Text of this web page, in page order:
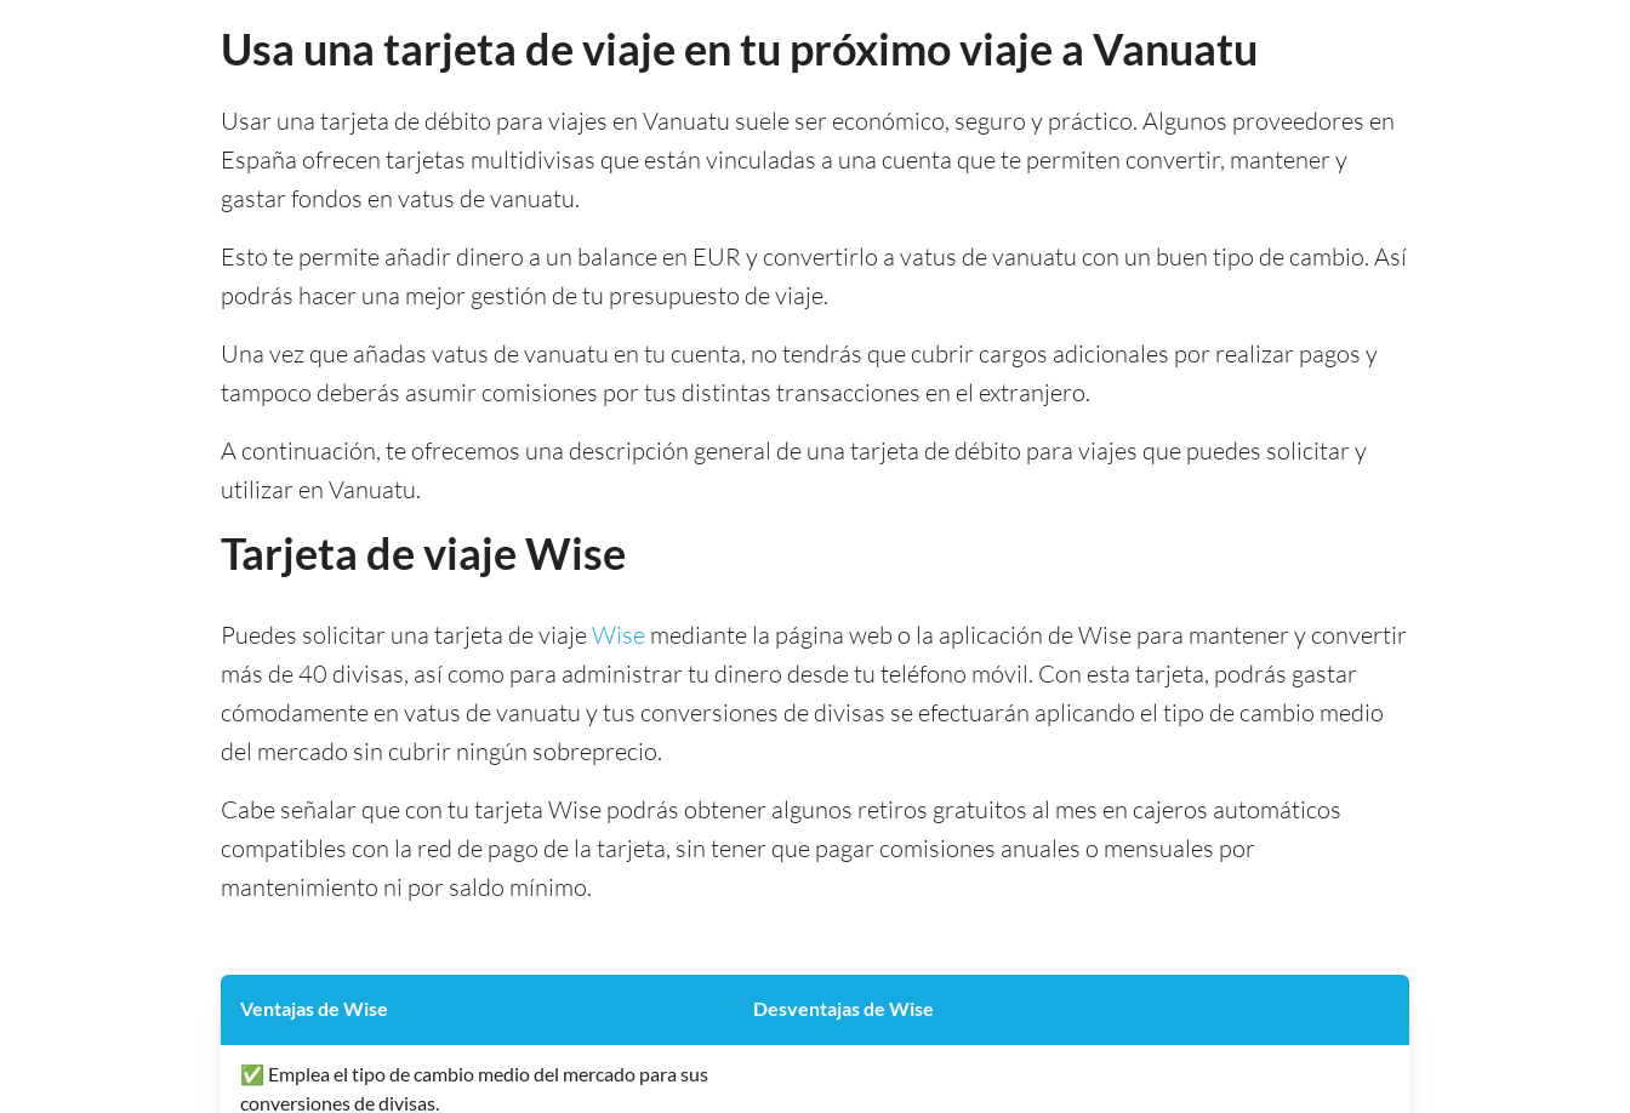
Usa una tarjeta de viaje en tu próximo viaje a Vanuatu
Usar una tarjeta de débito para viajes en Vanuatu suele ser económico, seguro y práctico. Algunos proveedores en
España ofrecen tarjetas multidivisas que están vinculadas a una cuenta que te permiten convertir, mantener y
gastar fondos en vatus de vanuatu.
Esto te permite añadir dinero a un balance en EUR y convertirlo a vatus de vanuatu con un buen tipo de cambio. Así
podrás hacer una mejor gestión de tu presupuesto de viaje.
Una vez que añadas vatus de vanuatu en tu cuenta, no tendrás que cubrir cargos adicionales por realizar pagos y
tampoco deberás asumir comisiones por tus distintas transacciones en el extranjero.
A continuación, te ofrecemos una descripción general de una tarjeta de débito para viajes que puedes solicitar y
utilizar en Vanuatu.
Tarjeta de viaje Wise
Puedes solicitar una tarjeta de viajeWise mediante la página web o la aplicación de Wise para mantener y convertir
más de 40 divisas, así como para administrar tu dinero desde tu teléfono móvil. Con esta tarjeta, podrás gastar
cómodamente en vatus de vanuatu y tus conversiones de divisas se efectuarán aplicando el tipo de cambio medio
del mercado sin cubrir ningún sobreprecio.
Cabe señalar que con tu tarjeta Wise podrás obtener algunos retiros gratuitos al mes en cajeros automáticos
compatibles con la red de pago de la tarjeta, sin tener que pagar comisiones anuales o mensuales por
mantenimiento ni por saldo mínimo.
Ventajas de Wise Desventajas de Wise
✅ Emplea el tipo de cambio medio del mercado para sus
conversiones de divisas.